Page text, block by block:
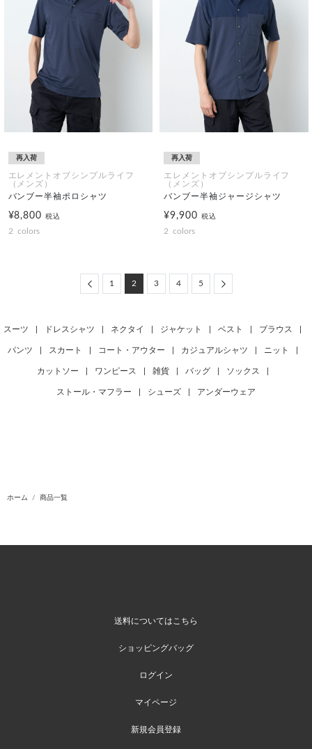
再入荷
エレメントオブシンプルライフ
（メンズ）
バンブー半袖ポロシャツ
¥8,800税込
2 colors
再入荷
エレメントオブシンプルライフ
（メンズ）
バンブー半袖ジャージシャツ
¥9,900 税込
2 colors
Previous
1 2 3 4 5 Next
スーツ ドレスシャツ ネクタイ ジャケット ベスト ブラウス
パンツ スカート コート・アウター カジュアルシャツ ニット
カットソー ワンピース 雑貨 バッグ ソックス
ストール・マフラー シューズ アンダーウェア
ホーム 商品一覧
送料についてはこちら
ショッピングバッグ
ログイン
マイページ
新規会員登録